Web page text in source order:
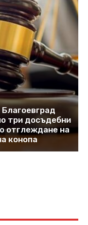
три досъдебни
отглеждане на
конопа